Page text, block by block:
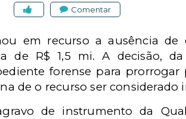
Comentar
em recurso a ausência de
de R$ 1,5 mi. A decisão,
forense para
de o recurso ser considerado
de instrumento da